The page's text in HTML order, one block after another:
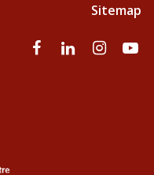
Sitemap